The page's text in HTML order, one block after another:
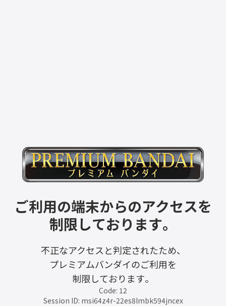
ご利用の端末からのアクセスを
制限しております。
不正なアクセスと判定されたため、
プレミアムバンダイのご利用を
制限しております。
Code: 12
Session ID: msi64z4r-22es8lmbk594jncex